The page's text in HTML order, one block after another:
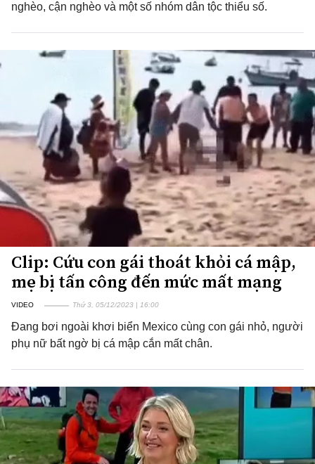
nghèo, cận nghèo và một số nhóm dân tộc thiểu số.
Clip: Cứu con gái thoát khỏi cá mập,
mẹ bị tấn công đến mức mất mạng
VIDEO Thứ 3, 05/12/2023 | 16:00
Đang bơi ngoài khơi biển Mexico cùng con gái nhỏ, người
phụ nữ bất ngờ bị cá mập cắn mất chân.